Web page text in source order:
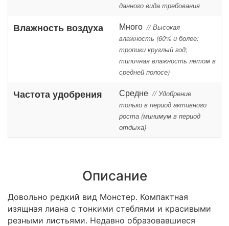
данного вида требования
Влажность воздуха Много // Высокая
влажность (60% и более:
тропики круглый год;
типичная влажность летом в
средней полосе)
Частота удобрения Средне // Удобрение
только в период активного
роста (минимум в период
отдыха)
Описание
Довольно редкий вид Монстер. Компактная
изящная лиана с тонкими стеблями и красивыми
резными листьями. Недавно образовавшиеся